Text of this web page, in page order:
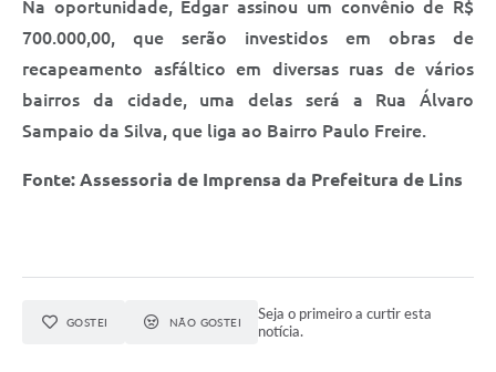
Na oportunidade, Edgar assinou um convênio de R$
700.000,00, que serão investidos em obras de
recapeamento asfáltico em diversas ruas de vários
bairros da cidade, uma delas será a Rua Álvaro
Sampaio da Silva, que liga ao Bairro Paulo Freire.
Fonte: Assessoria de Imprensa da Prefeitura de Lins
GOSTEI NÃO GOSTEI
Seja o primeiro a curtir esta
notícia.